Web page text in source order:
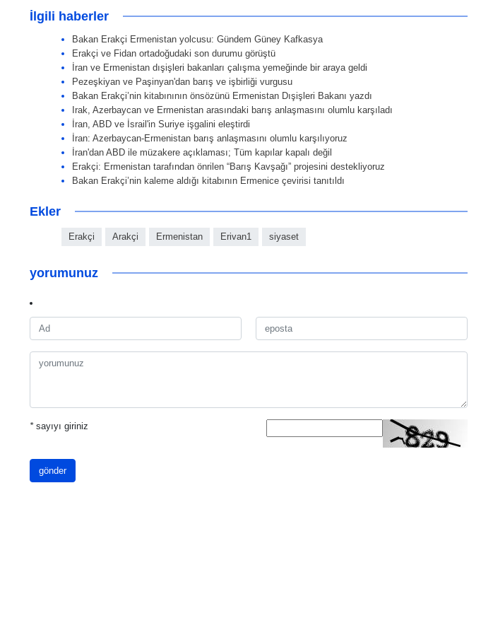
İlgili haberler
Bakan Erakçi Ermenistan yolcusu: Gündem Güney Kafkasya
Erakçi ve Fidan ortadoğudaki son durumu görüştü
İran ve Ermenistan dışişleri bakanları çalışma yemeğinde bir araya geldi
Pezeşkiyan ve Paşinyan'dan barış ve işbirliği vurgusu
Bakan Erakçi’nin kitabınının önsözünü Ermenistan Dışişleri Bakanı yazdı
Irak, Azerbaycan ve Ermenistan arasındaki barış anlaşmasını olumlu karşıladı
İran, ABD ve İsrail'in Suriye işgalini eleştirdi
İran: Azerbaycan-Ermenistan barış anlaşmasını olumlu karşılıyoruz
İran'dan ABD ile müzakere açıklaması; Tüm kapılar kapalı değil
Erakçi: Ermenistan tarafından önrilen “Barış Kavşağı” projesini destekliyoruz
Bakan Erakçi’nin kaleme aldığı kitabının Ermenice çevirisi tanıtıldı
Ekler
Erakçi Arakçi Ermenistan Erivan1 siyaset
yorumunuz
*sayıyı giriniz
gönder